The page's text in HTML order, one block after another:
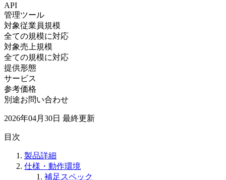
API
管理ツール
対象従業員規模
全ての規模に対応
対象売上規模
全ての規模に対応
提供形態
サービス
参考価格
別途お問い合わせ
2026年04月30日 最終更新
目次
製品詳細
仕様・動作環境
補足スペック